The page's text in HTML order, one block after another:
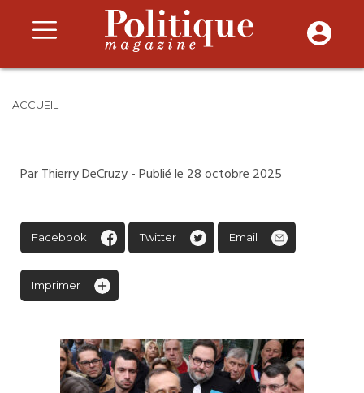
ACCUEIL
ParThierry DeCruzy- Publié le 28 octobre 2025
Facebook Twitter Email
Imprimer